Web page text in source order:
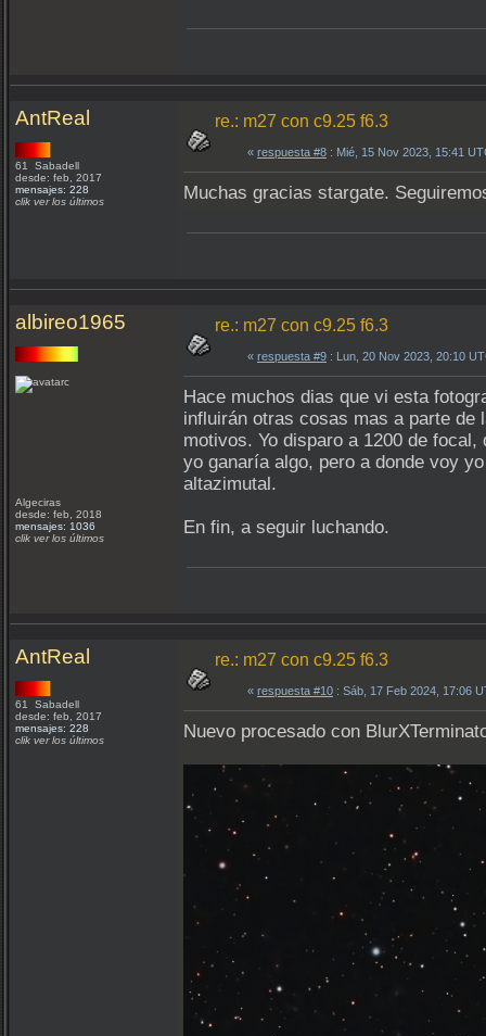
AntReal
61 Sabadell
desde: feb, 2017
mensajes: 228
clik ver los últimos
re.: m27 con c9.25 f6.3
« respuesta #8 : Mié, 15 Nov 2023, 15:41
Muchas gracias stargate.
albireo1965
Algeciras
desde: feb, 2018
mensajes: 1036
clik ver los últimos
re.: m27 con c9.25 f6.3
« respuesta #9 : Lun, 20 Nov 2023, 20:10
Hace muchos dias que vi esta
influirán otras cosas mas a parte
motivos. Yo disparo a 1200 de
yo ganaría algo, pero a donde voy
altazimutal.
En fin, a seguir luchando.
AntReal
61 Sabadell
desde: feb, 2017
mensajes: 228
clik ver los últimos
re.: m27 con c9.25 f6.3
« respuesta #10 : Sáb, 17 Feb 2024, 17:06
Nuevo procesado con